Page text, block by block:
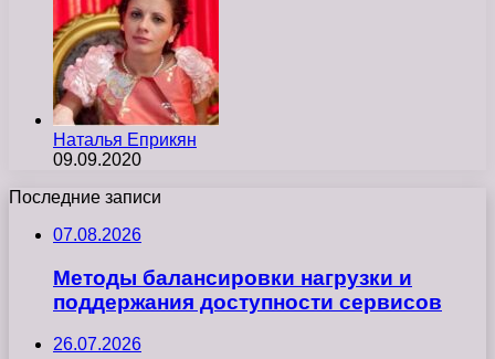
Наталья Еприкян
09.09.2020
Последние записи
07.08.2026
Методы балансировки нагрузки и
поддержания доступности сервисов
26.07.2026